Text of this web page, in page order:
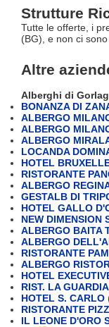
Strutture
Tutte le offerte, i
(BG), e non ci
Altre
Alberghi di
BONANZA DI
ALBERGO
ALBERGO
ALBERGO
LOCANDA
HOTEL
RISTORANTE
ALBERGO
GESTALB DI
HOTEL GALLO
NEW DIMENSION
ALBERGO BAITA
ALBERGO
RISTORANTE
ALBERGO
HOTEL
RIST. LA
HOTEL S. CARLO
RISTORANTE
IL LEONE D'ORO